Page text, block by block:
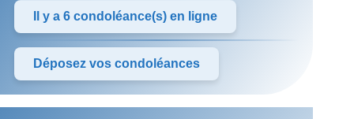
Il y a 6 condoléance(s) en ligne
Déposez vos condoléances